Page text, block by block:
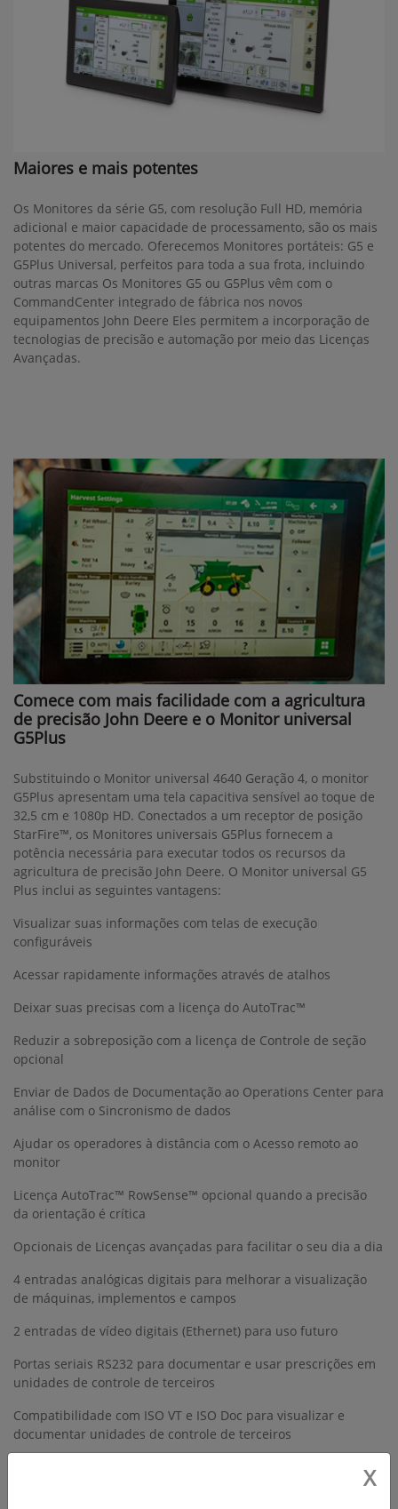
Maiores e mais potentes
Os Monitores da série G5, com resolução Full HD, memória
adicional e maior capacidade de processamento, são os mais
potentes do mercado. Oferecemos Monitores portáteis: G5 e
G5Plus Universal, perfeitos para toda a sua frota, incluindo
outras marcas Os Monitores G5 ou G5Plus vêm com o
CommandCenter integrado de fábrica nos novos
equipamentos John Deere Eles permitem a incorporação de
tecnologias de precisão e automação por meio das Licenças
Avançadas.
Comece com mais facilidade com a agricultura
de precisão John Deere e o Monitor universal
G5Plus
Substituindo o Monitor universal 4640 Geração 4, o monitor
G5Plus apresentam uma tela capacitiva sensível ao toque de
32,5 cm e 1080p HD. Conectados a um receptor de posição
StarFire™, os Monitores universais G5Plus fornecem a
potência necessária para executar todos os recursos da
agricultura de precisão John Deere. O Monitor universal G5
Plus inclui as seguintes vantagens:
Visualizar suas informações com telas de execução
configuráveis
Acessar rapidamente informações através de atalhos
Deixar suas precisas com a licença do AutoTrac™
Reduzir a sobreposição com a licença de Controle de seção
opcional
Enviar de Dados de Documentação ao Operations Center para
análise com o Sincronismo de dados
Ajudar os operadores à distância com o Acesso remoto ao
monitor
Licença AutoTrac™ RowSense™ opcional quando a precisão
da orientação é crítica
Opcionais de Licenças avançadas para facilitar o seu dia a dia
4 entradas analógicas digitais para melhorar a visualização
de máquinas, implementos e campos
2 entradas de vídeo digitais (Ethernet) para uso futuro
Portas seriais RS232 para documentar e usar prescrições em
unidades de controle de terceiros
Compatibilidade com ISO VT e ISO Doc para visualizar e
documentar unidades de controle de terceiros
mais informações a cada exibição e deixa mais controles aoX